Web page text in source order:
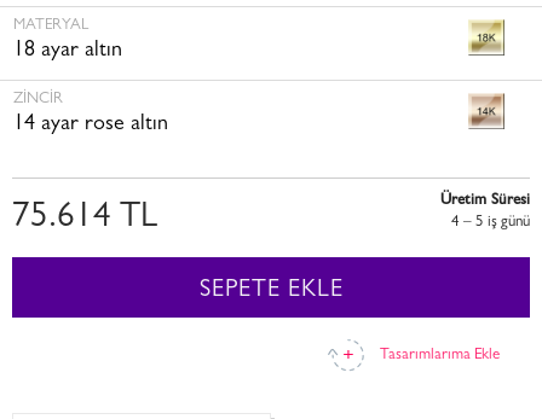
MATERYAL
18 ayar altın
ZINCIR
14 ayar rose altın
Tasarımlarıma Ekle
75.614 TL
Üretim Süresi
4 – 5 i̇ş günü
SEPETE EKLE